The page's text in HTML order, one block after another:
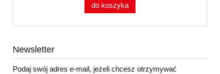
do koszyka
Newsletter
Podaj swój adres e-mail, jeżeli chcesz otrzymywać